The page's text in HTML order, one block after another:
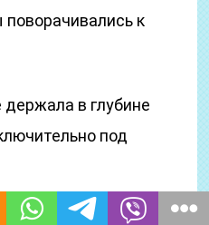
к
в глубине
под